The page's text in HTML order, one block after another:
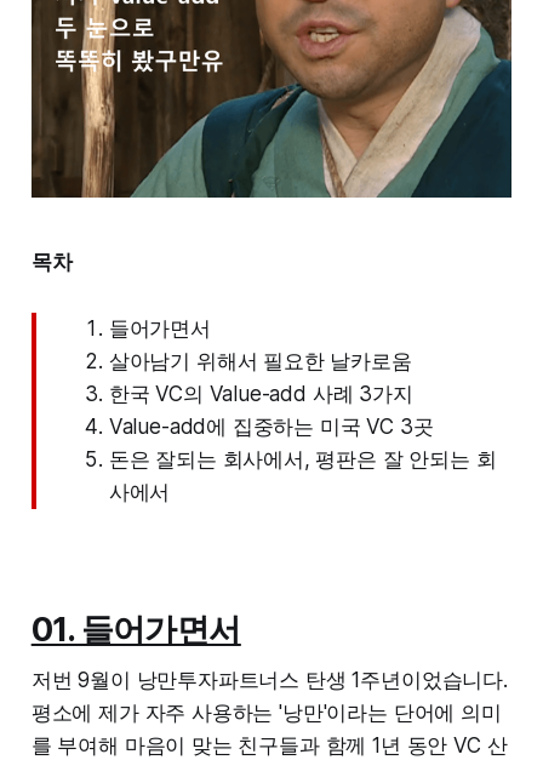
목차
들어가면서
살아남기 위해서 필요한 날카로움
한국 VC의 Value-add 사례 3가지
Value-add에 집중하는 미국 VC 3곳
돈은 잘되는 회사에서, 평판은 잘 안되는 회
사에서
01. 들어가면서
저번 9월이 낭만투자파트너스 탄생 1주년이었습니다.
평소에 제가 자주 사용하는 '낭만'이라는 단어에 의미
를 부여해 마음이 맞는 친구들과 함께 1년 동안 VC 산